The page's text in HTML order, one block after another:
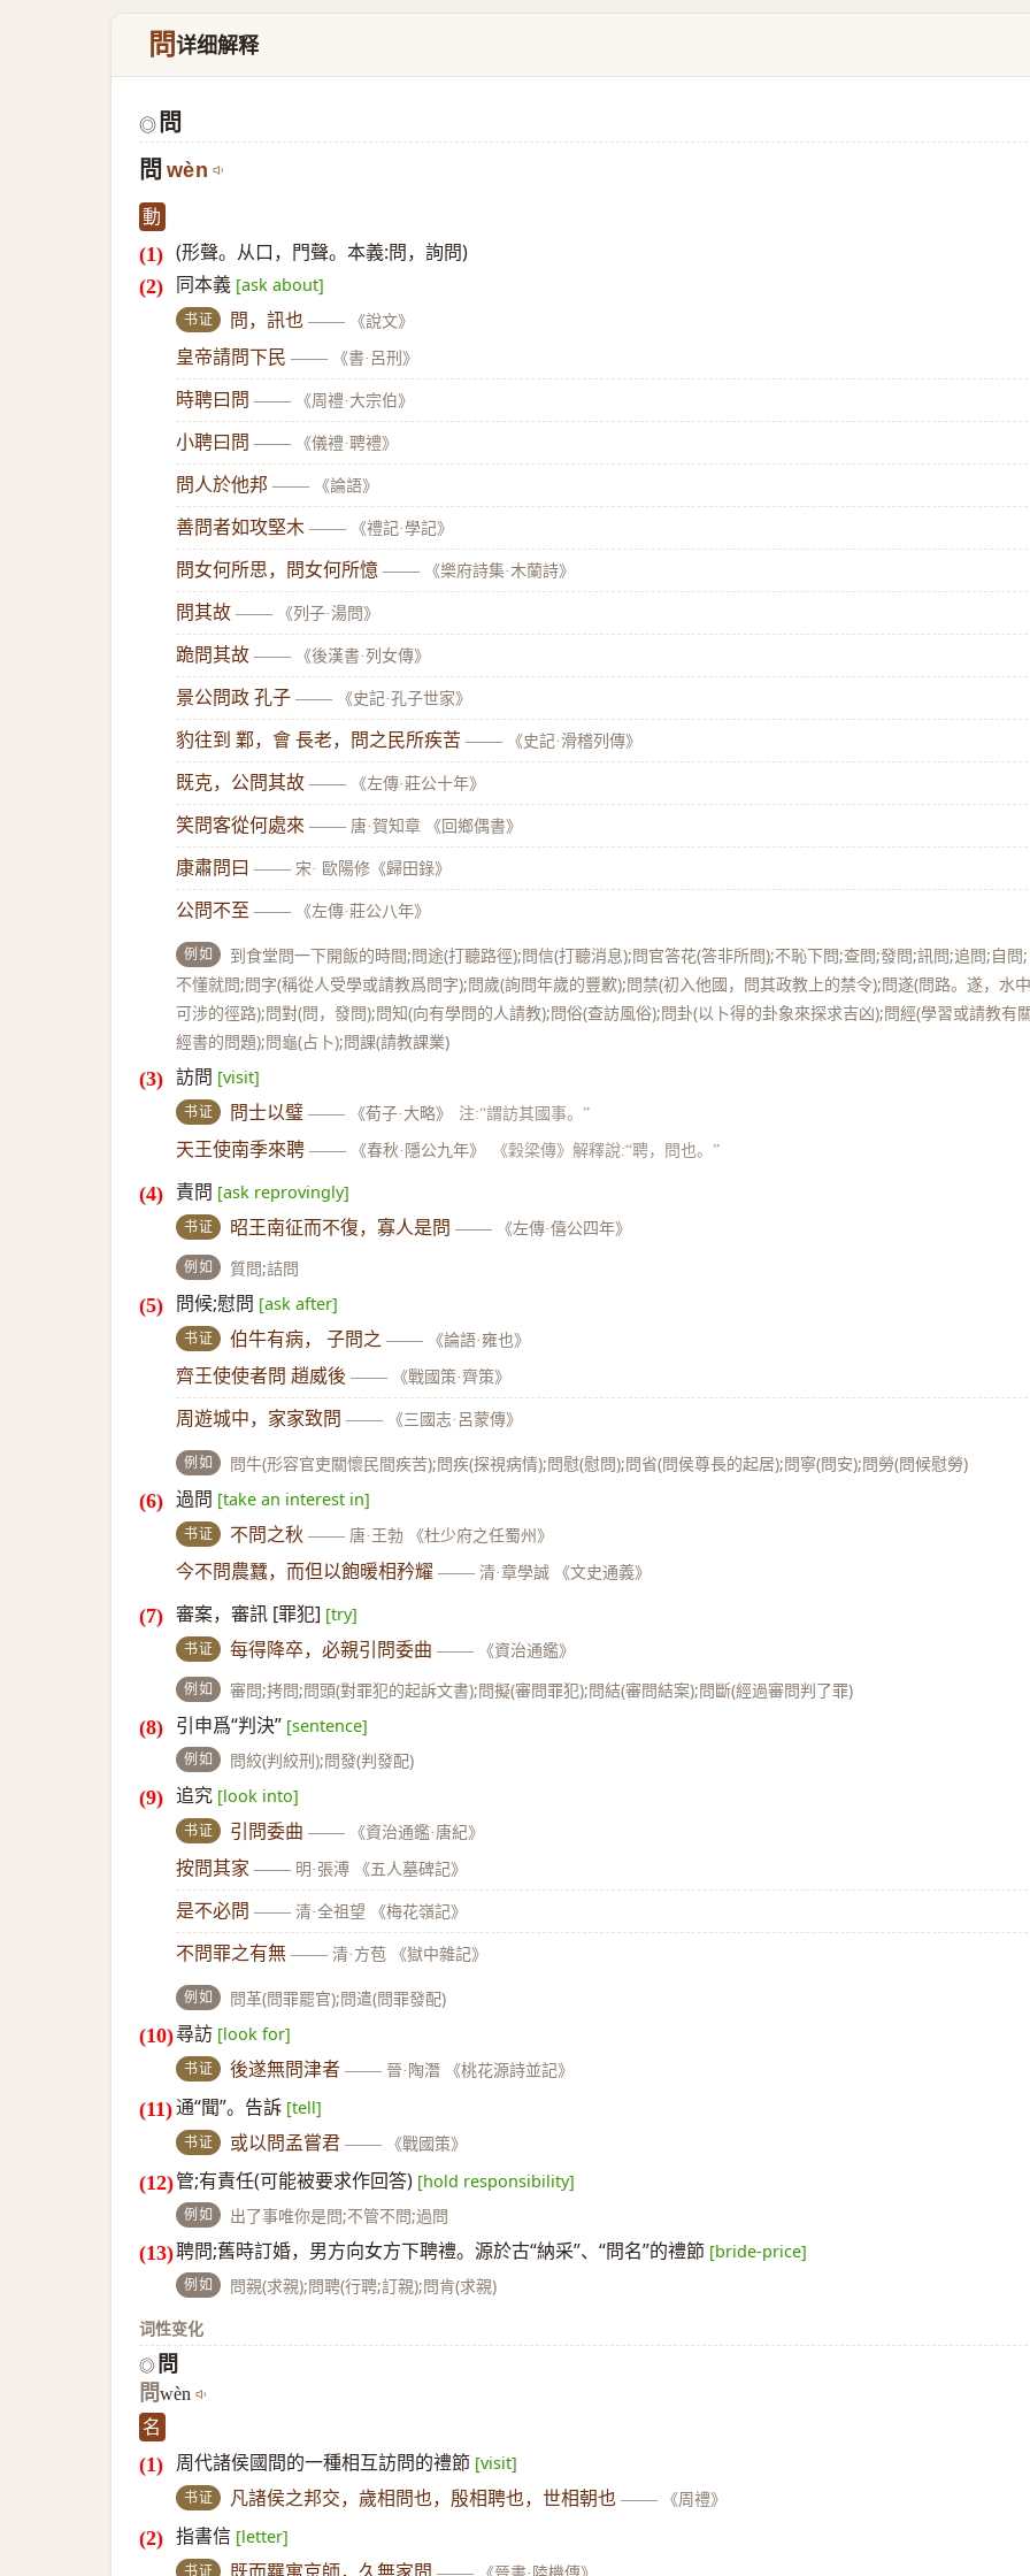
問详细解释
◎ 問
問 wèn
動
(形聲。从口，門聲。本義:問，詢問)
同本義 [ask about]
书证 問，訊也 —— 《說文》
皇帝請問下民 —— 《書·呂刑》
時聘曰問 —— 《周禮·大宗伯》
小聘曰問 —— 《儀禮·聘禮》
問人於他邦 —— 《論語》
善問者如攻堅木 —— 《禮記·學記》
問女何所思，問女何所憶 —— 《樂府詩集·木蘭詩》
問其故 —— 《列子·湯問》
跪問其故 —— 《後漢書·列女傳》
景公問政 孔子 —— 《史記·孔子世家》
豹往到 鄴，會 長老，問之民所疾苦 —— 《史記·滑稽列傳》
既克，公問其故 —— 《左傳·莊公十年》
笑問客從何處來 —— 唐·賀知章 《回鄉偶書》
康肅問曰 —— 宋· 歐陽修《歸田錄》
公問不至 —— 《左傳·莊公八年》
例如
到食堂問一下開飯的時間;問途(打聽路徑);問信(打聽消息);問官答花(答非所問);不恥下問;查問;發問;訊問;追問;自問;
不懂就問;問字(稱從人受學或請教爲問字);問歲(詢問年歲的豐歉);問禁(初入他國，問其政教上的禁令);問遂(問路。遂，水中
可涉的徑路);問對(問，發問);問知(向有學問的人請教);問俗(查訪風俗);問卦(以卜得的卦象來探求吉凶);問經(學習或請教有
經書的問題);問龜(占卜);問課(請教課業)
訪問 [visit]
书证 問士以璧 —— 《荀子·大略》 注:“謂訪其國事。”
天王使南季來聘 —— 《春秋·隱公九年》 《穀梁傳》解釋說:“聘，問也。”
責問 [ask reprovingly]
书证 昭王南征而不復，寡人是問 —— 《左傳·僖公四年》
例如 質問;詰問
問候;慰問 [ask after]
书证 伯牛有病， 子問之 —— 《論語·雍也》
齊王使使者問 趙威後 —— 《戰國策·齊策》
周遊城中，家家致問 —— 《三國志·呂蒙傳》
例如 問牛(形容官吏關懷民間疾苦);問疾(探視病情);問慰(慰問);問省(問侯尊長的起居);問寧(問安);問勞(問候慰勞)
過問 [take an interest in]
书证 不問之秋 —— 唐·王勃 《杜少府之任蜀州》
今不問農蠶，而但以飽暖相矜耀 —— 清·章學誠 《文史通義》
審案，審訊 [罪犯] [try]
书证 每得降卒，必親引問委曲 —— 《資治通鑑》
例如 審問;拷問;問頭(對罪犯的起訴文書);問擬(審問罪犯);問結(審問結案);問斷(經過審問判了罪)
引申爲“判決” [sentence]
例如 問絞(判絞刑);問發(判發配)
追究 [look into]
书证 引問委曲 —— 《資治通鑑·唐紀》
按問其家 —— 明·張溥 《五人墓碑記》
是不必問 —— 清·全祖望 《梅花嶺記》
不問罪之有無 —— 清·方苞 《獄中雜記》
例如 問革(問罪罷官);問遣(問罪發配)
尋訪 [look for]
书证 後遂無問津者 —— 晉·陶潛 《桃花源詩並記》
通“聞”。告訴 [tell]
书证 或以問孟嘗君 —— 《戰國策》
管;有責任(可能被要求作回答) [hold responsibility]
例如 出了事唯你是問;不管不問;過問
聘問;舊時訂婚，男方向女方下聘禮。源於古“納采”、“問名”的禮節 [bride-price]
例如
問親(求親);問聘(行聘;訂親);問肯(求親)
词性变化
◎ 問
問wèn
名
周代諸侯國間的一種相互訪問的禮節 [visit]
书证 凡諸侯之邦交，歲相問也，殷相聘也，世相朝也 —— 《周禮》
指書信 [letter]
书证 既而羈寓京師，久無家問 ——